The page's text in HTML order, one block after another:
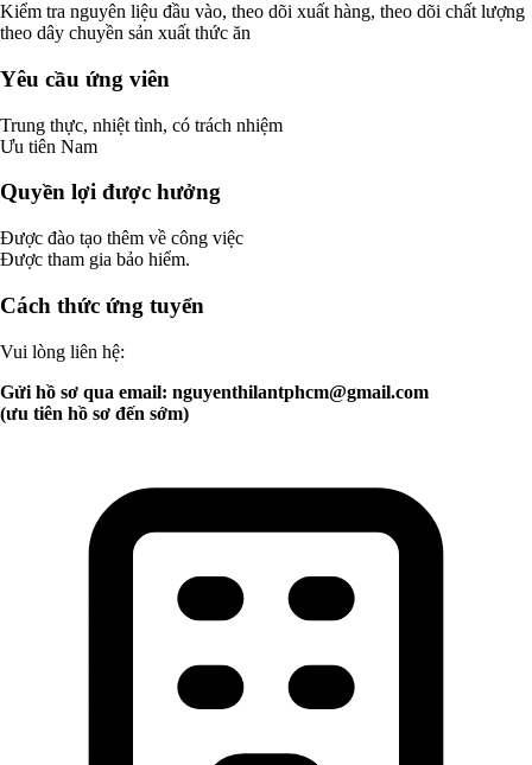
Kiểm tra nguyên liệu đầu vào, theo dõi xuất hàng, theo dõi chất lượng
theo dây chuyền sản xuất thức ăn
Yêu cầu ứng viên
Trung thực, nhiệt tình, có trách nhiệm
Ưu tiên Nam
Quyền lợi được hưởng
Được đào tạo thêm về công việc
Được tham gia bảo hiểm.
Cách thức ứng tuyển
Vui lòng liên hệ:
Gửi hồ sơ qua email: nguyenthilantphcm@gmail.com
(ưu tiên hồ sơ đến sớm)